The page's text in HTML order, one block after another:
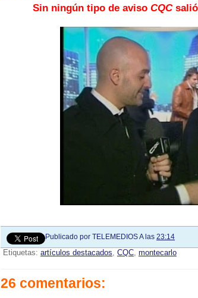
Sin ningún tipo de aviso CQC
Publicado por TELEMEDIOSA las 23:14
Etiquetas: artículos destacados, CQC, montecarlo
26 comentarios: